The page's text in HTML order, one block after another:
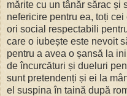
mărite cu un tânăr sărac și
nefericire pentru ea, toți
ori social respectabili
care o iubește este nevoit
pentru a avea o șansă la
de încurcături și dueluri
sunt pretendenți și ei la
el suspina în taină după